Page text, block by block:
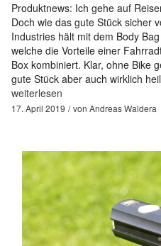
Produktnews: Ich gehe auf
Doch wie das gute Stück sicher
Industries hält mit dem Body
welche die Vorteile einer
Box kombiniert. Klar, ohne Bike
gute Stück aber auch wirklich
weiterlesen
17. April 2019 von Andreas Waldera